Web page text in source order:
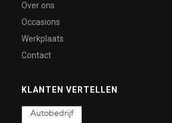
Over ons
Occasions
Werkplaats
Contact
KLANTEN VERTELLEN
Autobedrijf